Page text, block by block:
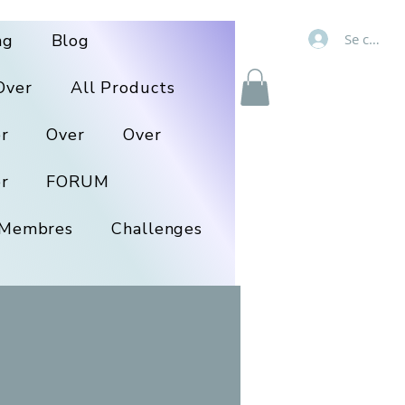
Se
Blog
All Products
Over Over
FORUM
Challenges